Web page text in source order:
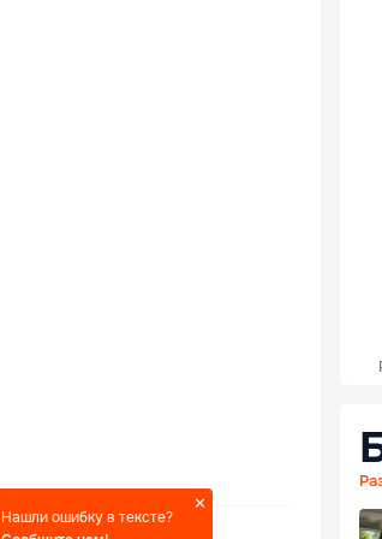
Нашли ошибку в тексте?